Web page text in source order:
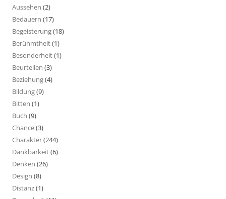
Aussehen (2)
Bedauern (17)
Begeisterung(18)
Berühmtheit(1)
Besonderheit(1)
Beurteilen (3)
Beziehung(4)
Bildung(9)
Bitten (1)
Buch (9)
Chance(3)
Charakter(244)
Dankbarkeit(6)
Denken (26)
Design (8)
Distanz(1)